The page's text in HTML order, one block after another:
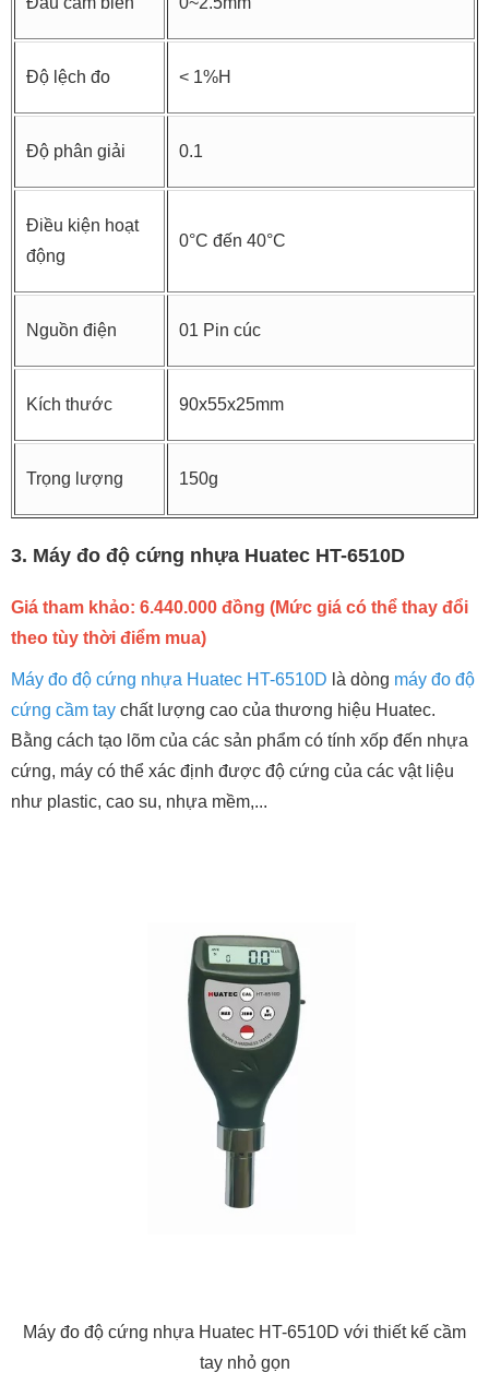
Độ lệch đo < 1%H
Độ phân giải 0.1
Điều kiện hoạt
động
0°C đến 40°C
Nguồn điện 01 Pin cúc
Kích thước 90x55x25mm
Trọng lượng 150g
3. Máy đo độ cứng nhựa Huatec HT-6510D
Giá tham khảo: 6.440.000 đồng (Mức giá có thể thay đổi
theo tùy thời điểm mua)
Máy đo độ cứng nhựa Huatec HT-6510D là dòng máy đo độ
cứng cầm tay chất lượng cao của thương hiệu Huatec.
Bằng cách tạo lõm của các sản phẩm có tính xốp đến nhựa
cứng, máy có thể xác định được độ cứng của các vật liệu
như plastic, cao su, nhựa mềm,...
Máy đo độ cứng nhựa Huatec HT-6510D với thiết kế cầm
tay nhỏ gọn